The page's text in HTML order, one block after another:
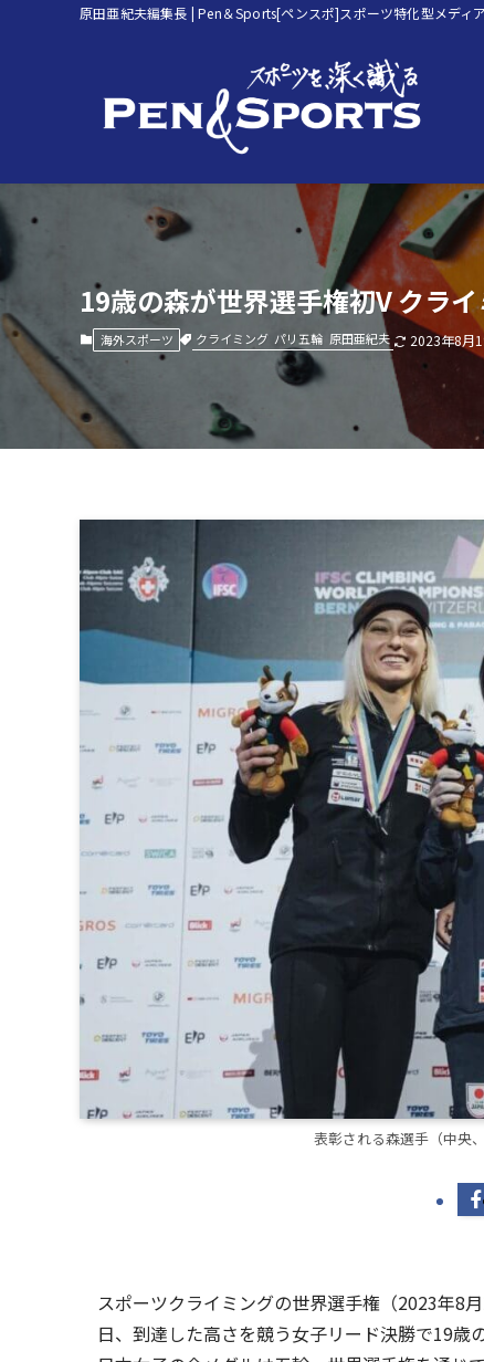
原田亜紀夫編集長 | Pen＆Sports[ペンスポ]スポーツ特化型メディア
19歳の森が世界選手権初V クラ
海外スポーツ クライミング パリ五輪 原田亜紀夫 2023年8月
表彰される森選手（中央
スポーツクライミングの世界選手権（2023年8
日、到達した高さを競う女子リード決勝で19歳